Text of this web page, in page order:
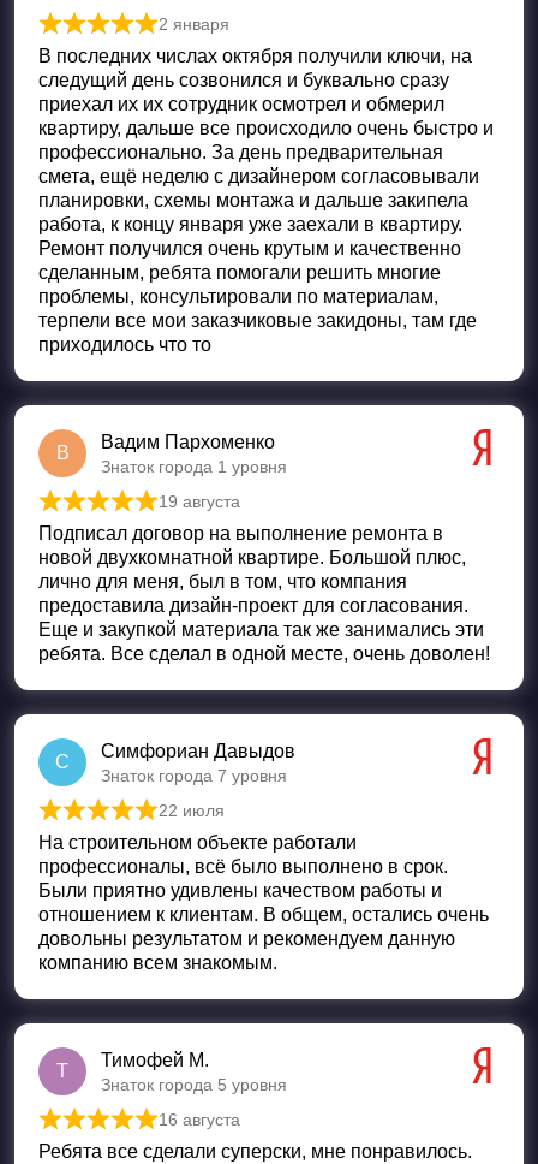
Оценка из 5
2 января
В последних числах октября получили ключи, на
следущий день созвонился и буквально сразу
приехал их их сотрудник осмотрел и обмерил
квартиру, дальше все происходило очень быстро и
профессионально. За день предварительная
смета, ещё неделю с дизайнером согласовывали
планировки, схемы монтажа и дальше закипела
работа, к концу января уже заехали в квартиру.
Ремонт получился очень крутым и качественно
сделанным, ребята помогали решить многие
проблемы, консультировали по материалам,
терпели все мои заказчиковые закидоны, там где
приходилось что то
В
Вадим Пархоменко
Знаток города 1 уровня
Оценка из 5
19 августа
Подписал договор на выполнение ремонта в
новой двухкомнатной квартире. Большой плюс,
лично для меня, был в том, что компания
предоставила дизайн-проект для согласования.
Еще и закупкой материала так же занимались эти
ребята. Все сделал в одной месте, очень доволен!
С
Симфориан Давыдов
Знаток города 7 уровня
Оценка
22 июля
На строительном объекте работали
профессионалы, всё было выполнено в срок.
Были приятно удивлены качеством работы и
отношением к клиентам. В общем, остались очень
довольны результатом и рекомендуем данную
компанию всем знакомым.
Т
Тимофей М.
Знаток города 5 уровня
Оценка из 5
16 августа
Ребята все сделали суперски, мне понравилось.